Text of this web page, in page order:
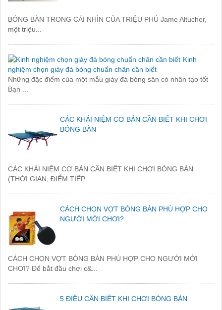
BÓNG BÀN TRONG CÁI NHÌN CỦA TRIỆU PHÚ Jame Altucher,
một triệu...
Kinh
nghiệm chọn giày đá bóng chuẩn chân cần biết
Những đặc điểm của một mẫu giày đá bóng sân cỏ nhân tạo tốt
Bạn ...
CÁC KHÁI NIỆM CƠ BẢN CẦN BIẾT KHI CHƠI
BÓNG BÀN
CÁC KHÁI NIỆM CƠ BẢN CẦN BIẾT KHI CHƠI BÓNG BÀN
(THỜI GIAN, ĐIỂM TIẾP...
CÁCH CHỌN VỢT BÓNG BÀN PHÙ HỢP CHO
NGƯỜI MỚI CHƠI?
CÁCH CHỌN VỢT BÓNG BÀN PHÙ HỢP CHO NGƯỜI MỚI
CHƠI? Để bắt đầu chơi c&...
5 ĐIỀU CẦN BIẾT KHI CHƠI BÓNG BÀN